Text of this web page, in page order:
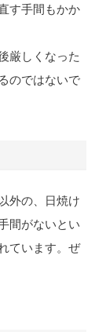
す手間もかか
厳しくなった
のではないで
外の、日焼け
間がないとい
ています。ぜ